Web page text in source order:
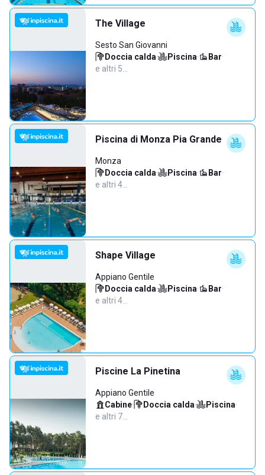
The Village
Sesto San Giovanni
Doccia calda· Piscina· Bar·
e altri 5…
Piscina di Monza Pia Grande
Monza
Doccia calda· Piscina· Bar·
e altri 4…
Shape Village
Appiano Gentile
Doccia calda· Piscina· Bar·
e altri 4…
Piscine La Pinetina
Appiano Gentile
Cabine· Doccia calda· Piscina·
e altri 7…